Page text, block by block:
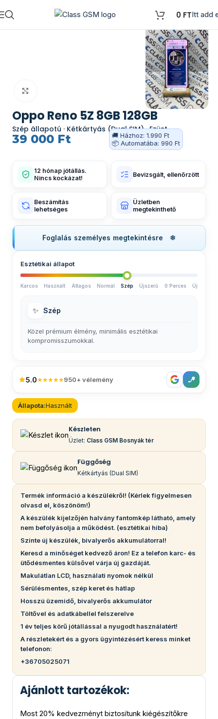
0 FTItt add
Oppo Reno 5Z 8GB 128GB
Szép állapotú · Kétkártyás (Dual SIM) · Ezüst
39 000 Ft
🚚 Házhoz: 1.990 Ft
📦 Automatába: 990 Ft
12 hónap jótállás.
Nincs kockázat!
Bevizsgált, ellenőrzött
Beszámítás
lehetséges
Üzletben
megtekinthető
Foglalás személyes megtekintésre
Esztétikai állapot
Karcos Használt Átlagos Normál Szép Újszerű 0 Perces Új
✨ Szép
Közel prémium élmény, minimális esztétikai
kompromisszumokkal.
5.0★★★★★950+ vélemény
Állapota:Használt
Készleten
Üzlet: Class GSM Bosnyák tér
Függőség
Kétkártyás (Dual SIM)
Termék információ a készülékről! (Kérlek figyelmesen
olvasd el, köszönöm!)
A készülék kijelzőjén halvány fantomkép látható, amely
nem befolyásolja a működést. (esztétikai hiba)
Szinte új készülék, bivalyerős akkumulátorral!
Keresd a minőséget kedvező áron! Ez a telefon karc- és
ütődésmentes külsővel várja új gazdáját.
Makulátlan LCD, használati nyomok nélkül
Sérülésmentes, szép keret és hátlap
Hosszú üzemidő, bivalyerős akkumulátor
Töltővel és adatkábellel felszerelve
1 év teljes körű jótállással a nyugodt használatért!
A részletekért és a gyors ügyintézésért keress minket
telefonon:
+36705025071
Ajánlott tartozékok:
Most 20% kedvezményt biztosítunk kiégészítőkre